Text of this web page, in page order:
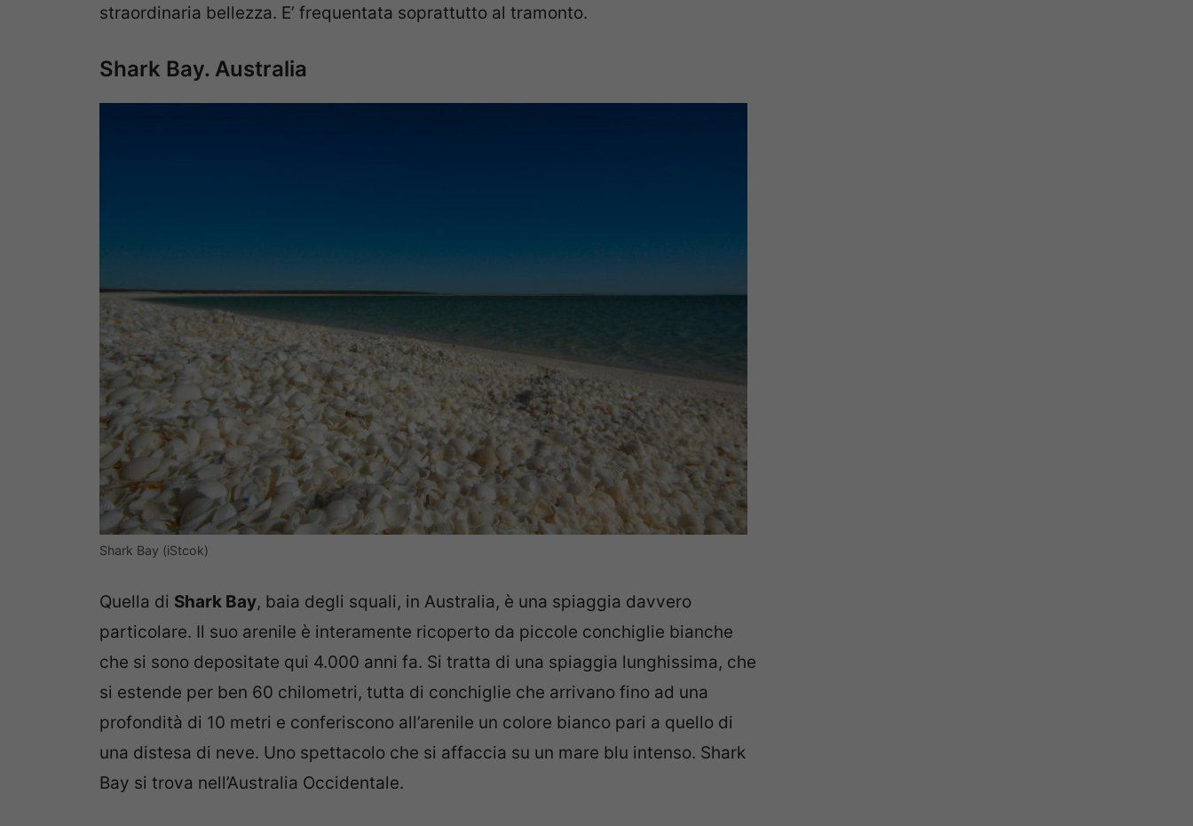
straordinaria bellezza. E’ frequentata soprattutto al tramonto.
Shark Bay. Australia
Shark Bay (iStcok)
Quella di Shark Bay, baia degli squali, in Australia, è una spiaggia davvero
particolare. Il suo arenile è interamente ricoperto da piccole conchiglie bianche
che si sono depositate qui 4.000 anni fa. Si tratta di una spiaggia lunghissima, che
si estende per ben 60 chilometri, tutta di conchiglie che arrivano fino ad una
profondità di 10 metri e conferiscono all’arenile un colore bianco pari a quello di
una distesa di neve. Uno spettacolo che si affaccia su un mare blu intenso. Shark
Bay si trova nell’Australia Occidentale.